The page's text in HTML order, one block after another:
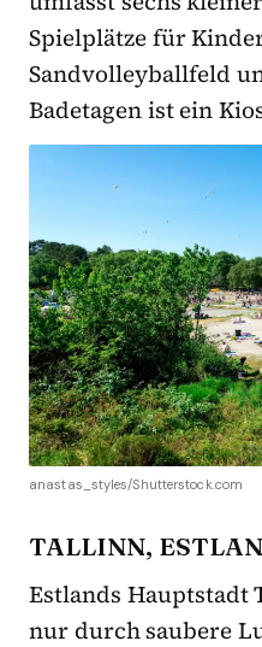
Spielplätze für
Sandvolleyballfeld
Badetagen ist ein
anastas_styles/Shutterstock.com
TALLINN,
Estlands
nur durch saubere